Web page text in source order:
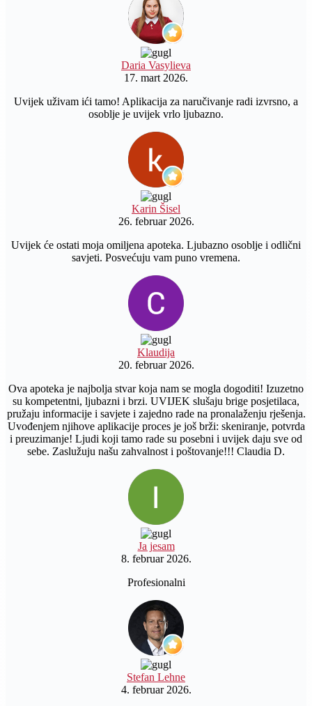
Daria Vasylieva
17. mart 2026.
Uvijek uživam ići tamo! Aplikacija za naručivanje radi izvrsno, a
osoblje je uvijek vrlo ljubazno.
Karin Šisel
26. februar 2026.
Uvijek će ostati moja omiljena apoteka. Ljubazno osoblje i odlični
savjeti. Posvećuju vam puno vremena.
Klaudija
20. februar 2026.
Ova apoteka je najbolja stvar koja nam se mogla dogoditi! Izuzetno
su kompetentni, ljubazni i brzi. UVIJEK slušaju brige posjetilaca,
pružaju informacije i savjete i zajedno rade na pronalaženju rješenja.
Uvođenjem njihove aplikacije proces je još brži: skeniranje, potvrda
i preuzimanje! Ljudi koji tamo rade su posebni i uvijek daju sve od
sebe. Zaslužuju našu zahvalnost i poštovanje!!! Claudia D.
Ja jesam
8. februar 2026.
Profesionalni
Stefan Lehne
4. februar 2026.